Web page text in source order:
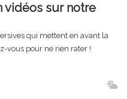
vidéos sur notre
qui mettent en avant la
vous pour ne rien rater !